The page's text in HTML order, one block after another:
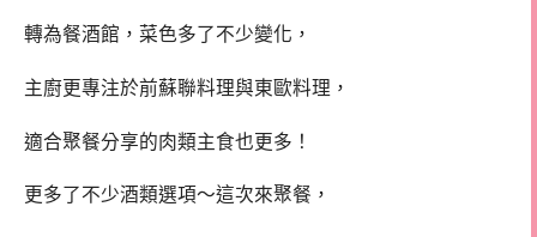
轉為餐酒館，菜色多了不少變化，
主廚更專注於前蘇聯料理與東歐料理，
適合聚餐分享的肉類主食也更多！
更多了不少酒類選項～這次來聚餐，